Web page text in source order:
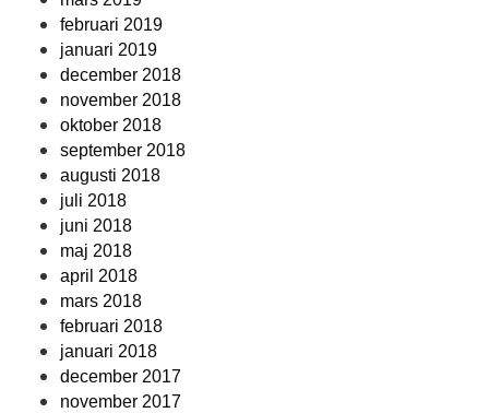
februari 2019
januari 2019
december 2018
november 2018
oktober 2018
september 2018
augusti 2018
juli 2018
juni 2018
maj 2018
april 2018
mars 2018
februari 2018
januari 2018
december 2017
november 2017